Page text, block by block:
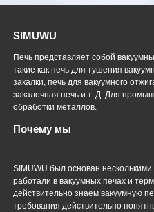
SIMUWU
Печь представляет собой
такие как печь для тушения
закалки, печь для вакуумного
закалочная печь и т. Д. Для
обработки металлов.
Почему мы
SIMUWU был основан
работали в вакуумных печах и
действительно знаем вакуумную
требования действительно